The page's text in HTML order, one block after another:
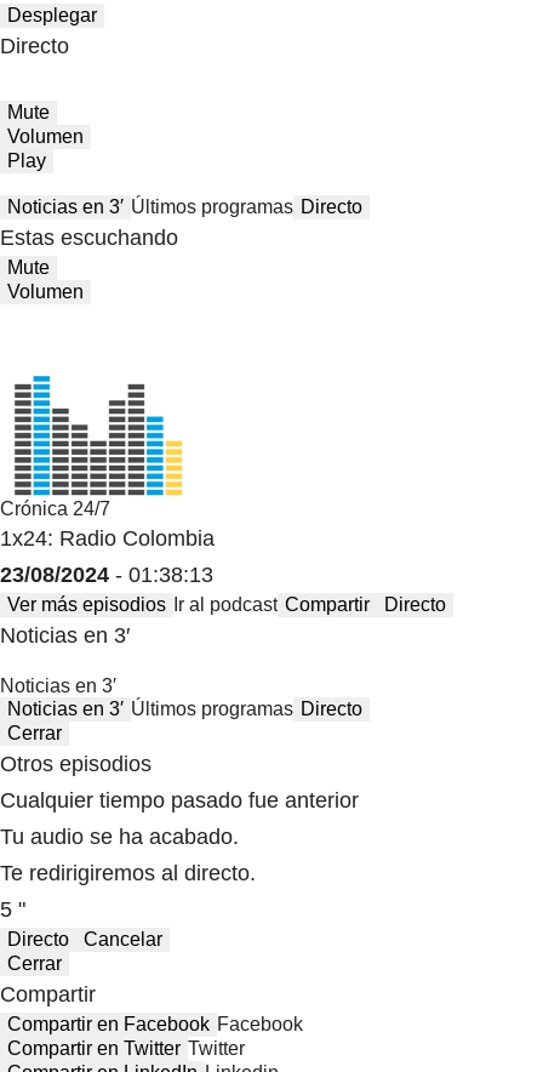
Desplegar
Directo
Mute
Volumen
Play
Noticias en 3′ Últimos programas Directo
Estas escuchando
Mute
Volumen
Crónica 24/7
1x24: Radio Colombia
23/08/2024 - 01:38:13
Ver más episodios Ir al podcast Compartir Directo
Noticias en 3′
Noticias en 3′
Noticias en 3′ Últimos programas Directo
Cerrar
Otros episodios
Cualquier tiempo pasado fue anterior
Tu audio se ha acabado.
Te redirigiremos al directo.
5 "
Directo
Cancelar
Cerrar
Compartir
Compartir en Facebook Facebook
Compartir en Twitter Twitter